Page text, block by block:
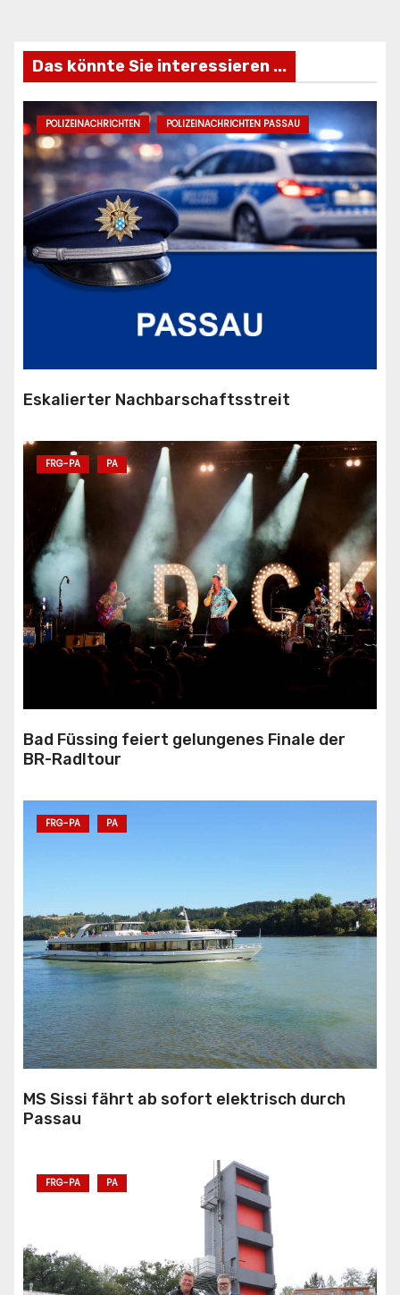
Das könnte Sie interessieren ...
POLIZEINACHRICHTEN POLIZEINACHRICHTEN PASSAU
Eskalierter Nachbarschaftsstreit
FRG-PA PA
Bad Füssing feiert gelungenes Finale der
BR-Radltour
FRG-PA PA
MS Sissi fährt ab sofort elektrisch durch
Passau
FRG-PA PA